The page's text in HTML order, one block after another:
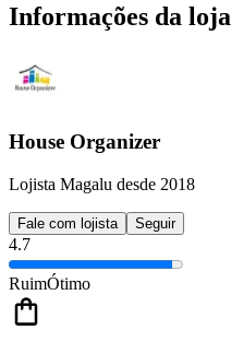
Informações da loja
House Organizer
Lojista Magalu desde 2018
Fale com lojista Seguir
4.7
RuimÓtimo